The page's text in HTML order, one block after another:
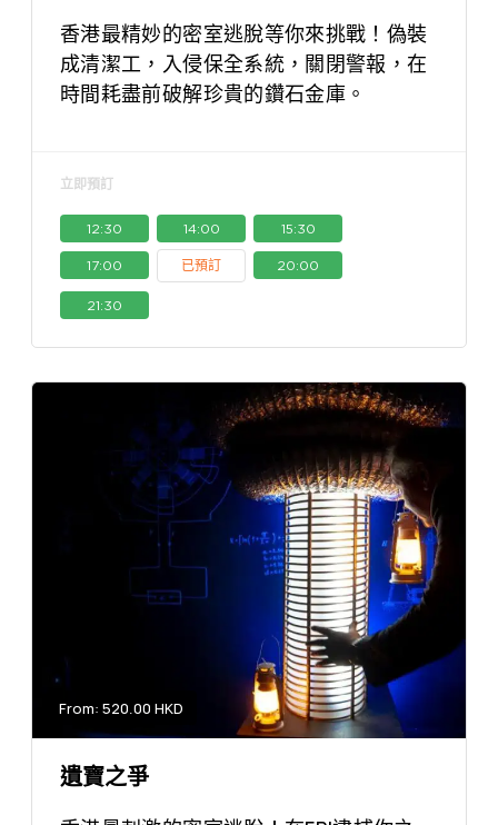
香港最精妙的密室逃脫等你來挑戰！偽裝
成清潔工，入侵保全系統，關閉警報，在
時間耗盡前破解珍貴的鑽石金庫。
立即預訂
12:30 14:00 15:30
17:00 已預訂 20:00
21:30
From: 520.00 HKD
遺寶之爭